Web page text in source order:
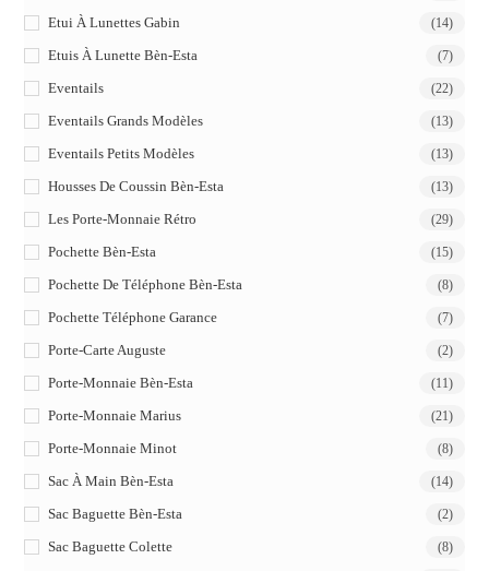
Etui À Lunettes Gabin (14)
Etuis À Lunette Bèn-Esta (7)
Eventails (22)
Eventails Grands Modèles (13)
Eventails Petits Modèles (13)
Housses De Coussin Bèn-Esta (13)
Les Porte-Monnaie Rétro (29)
Pochette Bèn-Esta (15)
Pochette De Téléphone Bèn-Esta (8)
Pochette Téléphone Garance (7)
Porte-Carte Auguste (2)
Porte-Monnaie Bèn-Esta (11)
Porte-Monnaie Marius (21)
Porte-Monnaie Minot (8)
Sac À Main Bèn-Esta (14)
Sac Baguette Bèn-Esta (2)
Sac Baguette Colette (8)